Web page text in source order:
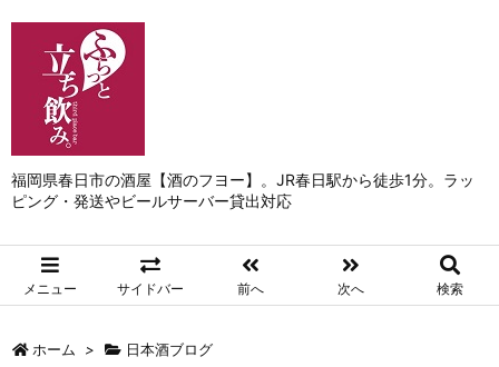
福岡県春日市の酒屋【酒のフヨー】。JR春日駅から徒歩1分。ラッ
ピング・発送やビールサーバー貸出対応
メニュー サイドバー 前へ 次へ 検索
ホーム > 日本酒ブログ